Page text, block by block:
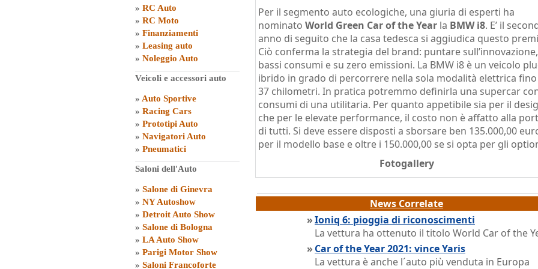
» RC Auto
» RC Moto
» Finanziamenti
» Leasing auto
» Noleggio Auto
Veicoli e accessori auto
» Auto Sportive
» Racing Cars
» Prototipi Auto
» Navigatori Auto
» Pneumatici
Saloni dell'Auto
» Salone di Ginevra
» NY Autoshow
» Detroit Auto Show
» Salone di Bologna
» LA Auto Show
» Parigi Motor Show
» Saloni Francoforte
Per il segmento auto ecologiche, una giuria di esperti ha
nominato World Green Car of the Year la BMW i8. E’ il
anno di seguito che la casa tedesca si aggiudica questo
Ciò conferma la strategia del brand: puntare
bassi consumi e su zero emissioni. La BMW i8 è un veicolo
ibrido in grado di percorrere nella sola modalità elettrica fino
37 chilometri. In pratica potremmo definirla una supercar
consumi di una utilitaria. Per quanto appetibile sia per il
che per le elevate performance, il costo non è affatto alla
di tutti. Si deve essere disposti a sborsare ben 135.000,00
per il modello base e oltre i 150.000,00 se si opta per gli
Fotogallery
News Correlate
»Ioniq 6: pioggia di riconoscimenti
La vettura ha ottenuto il titolo World Car of the
» Car of the Year 2021: vince Yaris
La vettura è anche l´auto più venduta in Europa